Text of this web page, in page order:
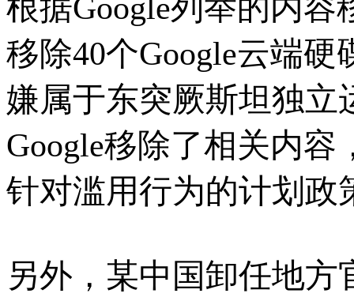
移除40个Google云端硬
嫌属于东突厥斯坦独立
Google移除了相关内容
针对滥用行为的计划政
另外，某中国卸任地